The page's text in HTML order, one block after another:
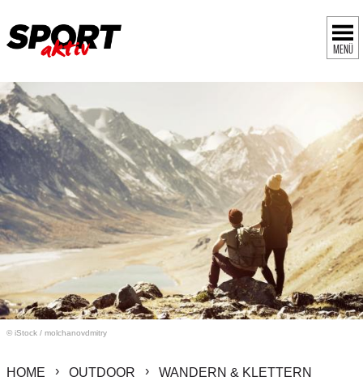
MENÜ
© iStock / molchanovdmitry
HOME OUTDOOR WANDERN & KLETTERN